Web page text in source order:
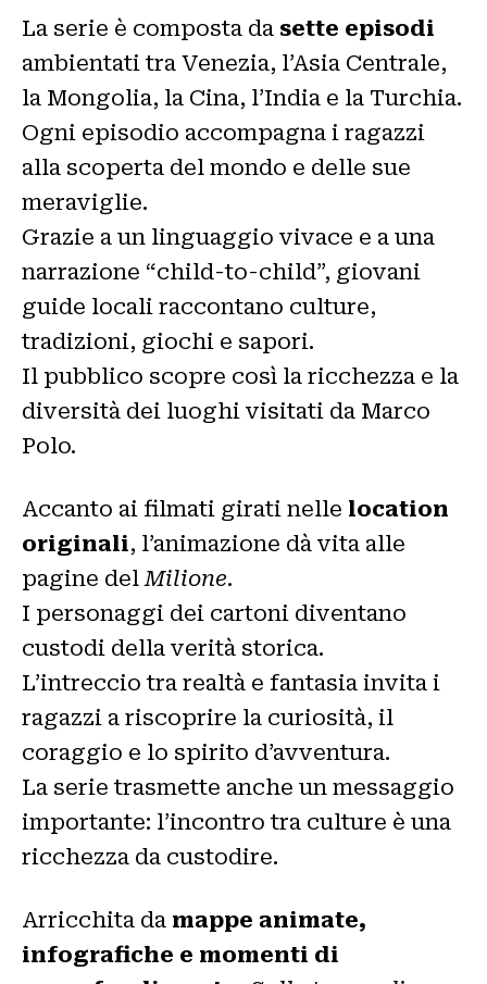
La serie è composta da sette episodi
ambientati tra Venezia, l’Asia Centrale,
la Mongolia, la Cina, l’India e la Turchia.
Ogni episodio accompagna i ragazzi
alla scoperta del mondo e delle sue
meraviglie.
Grazie a un linguaggio vivace e a una
narrazione “child-to-child”, giovani
guide locali raccontano culture,
tradizioni, giochi e sapori.
Il pubblico scopre così la ricchezza e la
diversità dei luoghi visitati da Marco
Polo.
Accanto ai filmati girati nelle location
originali, l’animazione dà vita alle
pagine delMilione.
I personaggi dei cartoni diventano
custodi della verità storica.
L’intreccio tra realtà e fantasia invita i
ragazzi a riscoprire la curiosità, il
coraggio e lo spirito d’avventura.
La serie trasmette anche un messaggio
importante: l’incontro tra culture è una
ricchezza da custodire.
Arricchita da mappe animate,
infografiche e momenti di